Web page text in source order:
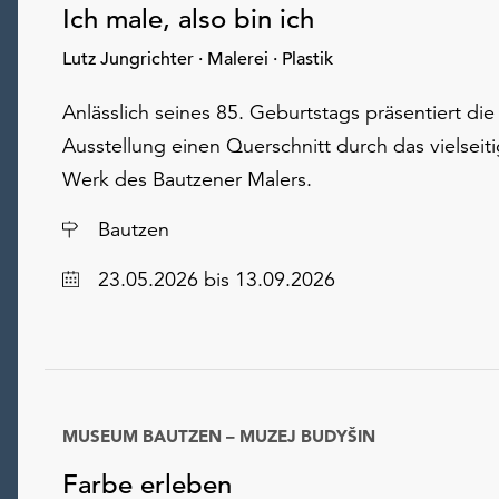
Ich male, also bin ich
Lutz Jungrichter · Malerei · Plastik
Anlässlich seines 85. Geburtstags präsentiert die
Ausstellung einen Querschnitt durch das
Werk des Bautzener Malers.
Ort
Bautzen
Datum23.05.2026 bis 13.09.2026
Farbe erleben
MUSEUM BAUTZEN – MUZEJ BUDYŠIN